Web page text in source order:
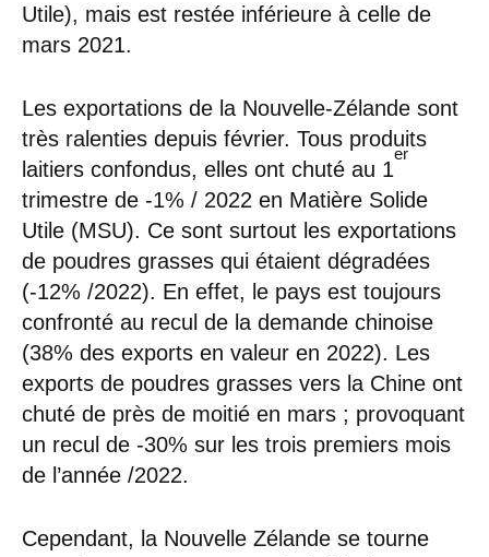
Utile), mais est restée inférieure à celle de
mars 2021.
Les exportations de la Nouvelle-Zélande sont
très ralenties depuis février. Tous produits
laitiers confondus, elles ont chuté au 1
er
trimestre de -1% / 2022 en Matière Solide
Utile (MSU). Ce sont surtout les exportations
de poudres grasses qui étaient dégradées
(-12% /2022). En effet, le pays est toujours
confronté au recul de la demande chinoise
(38% des exports en valeur en 2022). Les
exports de poudres grasses vers la Chine ont
chuté de près de moitié en mars ; provoquant
un recul de -30% sur les trois premiers mois
de l’année /2022.
Cependant, la Nouvelle Zélande se tourne